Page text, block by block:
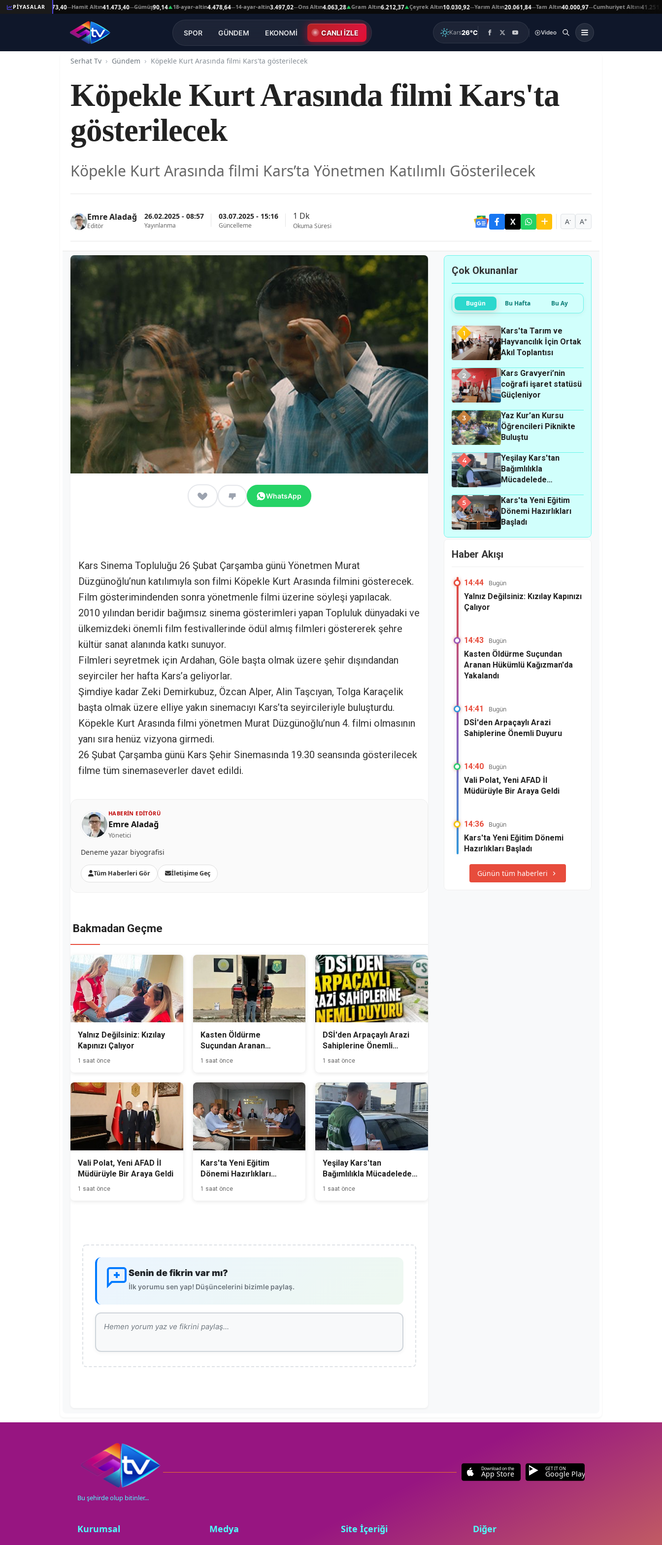
PİYASALAR
Altın41.473,40 —Hamit Altın41.473,40—Gümüş90,14▲18-ayar-altin4.478,64—14-ayar-altin3.497,02—Ons Altın4.063,28▲Gram Altın6.212,37▲Çeyrek Altın10.030,92—Yarım Altın20.061,84—Tam Altın40.000,97—Cumhuriyet Altını 41.251,00▼
SPOR GÜNDEM EKONOMİ CANLI İZLE Kars26°C Video
Serhat Tv Gündem Köpekle Kurt Arasında filmi Kars'ta gösterilecek
Köpekle Kurt Arasında filmi Kars'ta
gösterilecek
Köpekle Kurt Arasında filmi Kars’ta Yönetmen Katılımlı Gösterilecek
Emre Aladağ
Editör
26.02.2025 - 08:57
Yayınlanma
03.07.2025 - 15:16
Güncelleme
1 Dk
Okuma Süresi A- A+
WhatsApp
Kars Sinema Topluluğu 26 Şubat Çarşamba günü Yönetmen Murat
Düzgünoğlu’nun katılımıyla son filmi Köpekle Kurt Arasında filmini gösterecek.
Film gösterimindenden sonra yönetmenle filmi üzerine söyleşi yapılacak.
2010 yılından beridir bağımsız sinema gösterimleri yapan Topluluk dünyadaki ve
ülkemizdeki önemli film festivallerinde ödül almış filmleri göstererek şehre
kültür sanat alanında katkı sunuyor.
Filmleri seyretmek için Ardahan, Göle başta olmak üzere şehir dışındandan
seyirciler her hafta Kars’a geliyorlar.
Şimdiye kadar Zeki Demirkubuz, Özcan Alper, Alin Taşcıyan, Tolga Karaçelik
başta olmak üzere elliye yakın sinemacıyı Kars’ta seyircileriyle buluşturdu.
Köpekle Kurt Arasında filmi yönetmen Murat Düzgünoğlu’nun 4. filmi olmasının
yanı sıra henüz vizyona girmedi.
26 Şubat Çarşamba günü Kars Şehir Sinemasında 19.30 seansında gösterilecek
filme tüm sinemaseverler davet edildi.
HABERIN EDITÖRÜ
Emre Aladağ
Yönetici
Deneme yazar biyografisi
Tüm Haberleri Gör İletişime Geç
Bakmadan Geçme
Yalnız Değilsiniz: Kızılay
Kapınızı Çalıyor
1 saat önce
Kasten Öldürme
Suçundan Aranan
Hükümlü Kağızman'da
1 saat önce
DSİ'den Arpaçaylı Arazi
Sahiplerine Önemli
Duyuru
1 saat önce
Vali Polat, Yeni AFAD İl
Müdürüyle Bir Araya Geldi
1 saat önce
Kars'ta Yeni Eğitim
Dönemi Hazırlıkları
Başladı
1 saat önce
Yeşilay Kars'tan
Bağımlılıkla Mücadelede
Farkındalık Seferberliği
1 saat önce
Senin de fikrin var mı?
İlk yorumu sen yap! Düşüncelerini bizimle paylaş.
Çok Okunanlar
Bugün Bu Hafta Bu Ay
1
Kars'ta Tarım ve
Hayvancılık İçin Ortak
Akıl Toplantısı
2
Kars Gravyeri’nin
coğrafi işaret statüsü
Güçleniyor
3
Yaz Kur’an Kursu
Öğrencileri Piknikte
Buluştu
4
Yeşilay Kars'tan
Bağımlılıkla
Mücadelede
Seferberliği
5
Kars'ta Yeni Eğitim
Dönemi Hazırlıkları
Başladı
Haber Akışı
14:44 Bugün
Yalnız Değilsiniz: Kızılay Kapınızı
Çalıyor
14:43 Bugün
Kasten Öldürme Suçundan
Aranan Hükümlü Kağızman'da
Yakalandı
14:41 Bugün
DSİ'den Arpaçaylı Arazi
Sahiplerine Önemli Duyuru
14:40 Bugün
Vali Polat, Yeni AFAD İl
Müdürüyle Bir Araya Geldi
14:36 Bugün
Kars'ta Yeni Eğitim Dönemi
Hazırlıkları Başladı
Günün tüm haberleri
Bu şehirde olup bitinler...
Download on the
App Store
GET IT ON
Google Play
Kurumsal Medya Site İçeriği Diğer